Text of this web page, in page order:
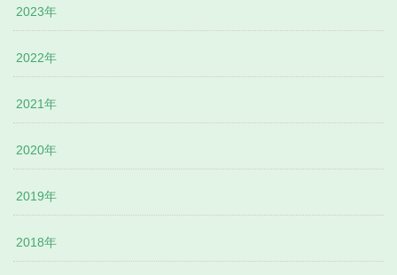
2023年
2022年
2021年
2020年
2019年
2018年